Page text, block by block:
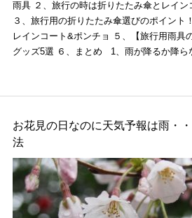
雨具 ２、旅行の時は折りたたみ傘とレイン
３、旅行用の折りたたみ傘選びのポイント
レインコート&ポンチョ ５、【旅行用雨具
グッズ5選 ６、まとめ 1、雨が降るか降
お花見の日なのに天気予報は雨・
法